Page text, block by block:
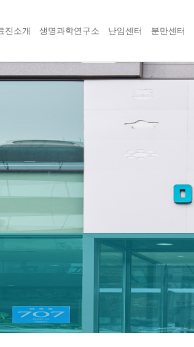
진소개 생명과학연구소 난임센터 분만센터